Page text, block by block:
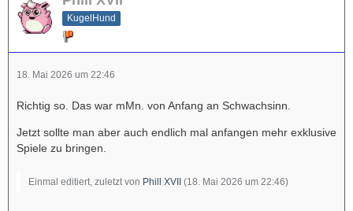
KugelHund
18. Mai 2026 um 22:46
Richtig so. Das war mMn. von Anfang an Schwachsinn.
Jetzt sollte man aber auch endlich mal anfangen mehr exklusive
Spiele zu bringen.
Einmal editiert, zuletzt von Phill XVII (18. Mai 2026 um 22:46)